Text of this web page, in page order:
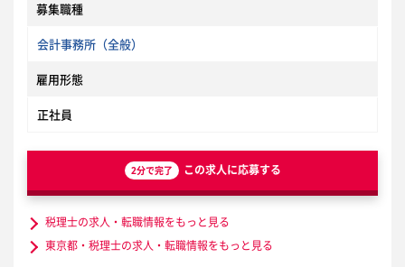
募集職種
会計事務所（全般）
雇用形態
正社員
2分で完了 この求人に応募する
税理士の求人・転職情報をもっと見る
東京都・税理士の求人・転職情報をもっと見る